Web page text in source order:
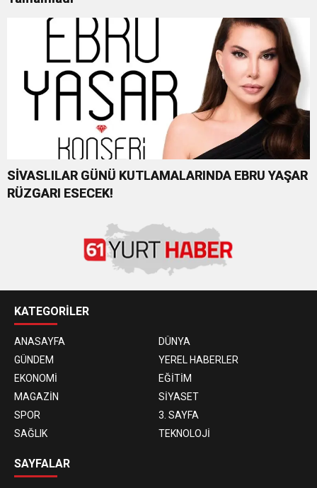
SİVASLILAR GÜNÜ KUTLAMALARINDA EBRU YAŞAR
RÜZGARI ESECEK!
KATEGORİLER
ANASAYFA
DÜNYA
GÜNDEM
YEREL HABERLER
EKONOMİ
EĞİTİM
MAGAZİN
SİYASET
SPOR
3. SAYFA
SAĞLIK
TEKNOLOJİ
SAYFALAR